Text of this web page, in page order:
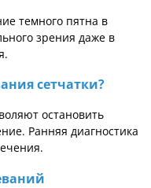
темного пятна в
зрения даже в
сетчатки?
остановить
Ранняя диагностика